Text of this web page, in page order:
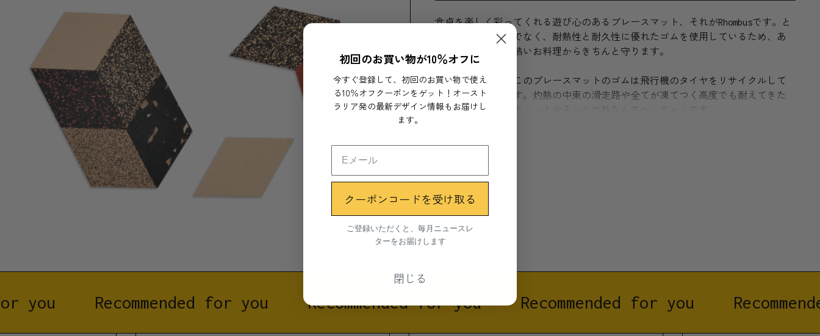
食卓を楽しく彩ってくれる遊び心のあるプレースマット、それがRhombusです。と
っても可愛いだけでなく、耐熱性と耐久性に優れたゴムを使用しているため、あ
なたのテーブルを熱いお料理からきちんと守ります。
それもそのはず、このプレースマットのゴムは飛行機のタイヤをリサイクルして
使用しているんです。灼熱の中東の滑走路や全てが凍てつく高度でも耐えてきた
タイヤですから、ちょっとやそっとの熱なんてへっちゃらです。
素材
ゴム製品制作時の端材
you Recommended for you Recommended for you Recommended for you
初回のお買い物が10％オフに
今すぐ登録して、初回のお買い物で使え
る10％オフクーポンをゲット！オースト
ラリア発の最新デザイン情報もお届けし
ます。
クーポンコードを受け取る
ご登録いただくと、毎月ニュースレ
ターをお届けします
閉じる